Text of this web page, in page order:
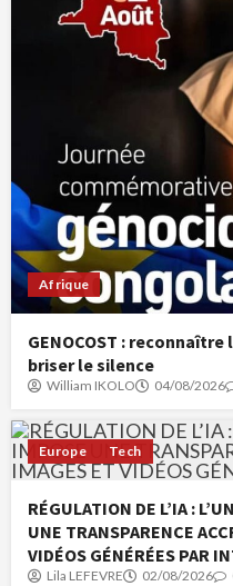
Afrique
GENOCOST :
briser le silence
William IKOLO 04/08/2026
Europe Tech
RÉGULATION DE L’IA :
UNE TRANSPARENCE
VIDÉOS GÉNÉRÉES PAR
Lila LEFEVRE 02/08/2026